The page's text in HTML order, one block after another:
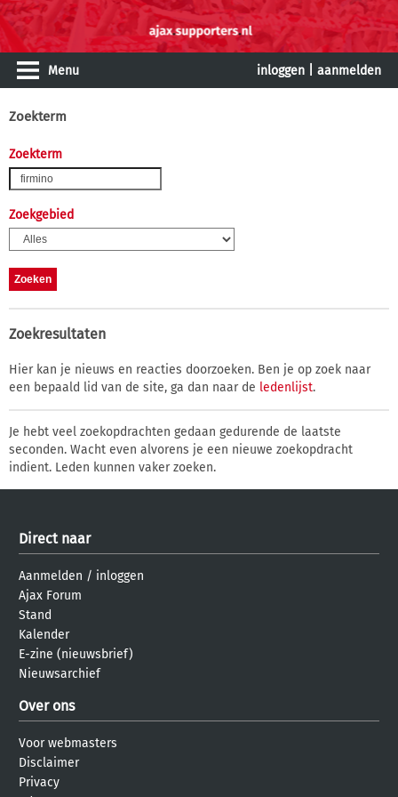
Menu inloggen aanmelden
Zoekterm
Zoekterm
Zoekgebied
Zoekresultaten
Hier kan je nieuws en reacties doorzoeken. Ben je op zoek naar
een bepaald lid van de site, ga dan naar de ledenlijst.
Je hebt veel zoekopdrachten gedaan gedurende de laatste
seconden. Wacht even alvorens je een nieuwe zoekopdracht
indient. Leden kunnen vaker zoeken.
Direct naar
Aanmelden / inloggen
Ajax Forum
Stand
Kalender
E-zine (nieuwsbrief)
Nieuwsarchief
Over ons
Voor webmasters
Disclaimer
Privacy